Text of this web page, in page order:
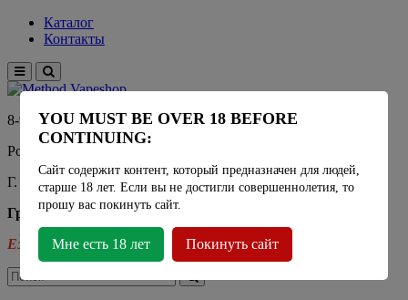
Каталог
Контакты
8-915-450-21-92
Розничный магазин Method Vapeshop
Г. Москва, улица Южнобутовская 36
График работы
Ежедневно - 11:00 - 21:00
YOU MUST BE OVER 18 BEFORE
CONTINUING:
Сайт содержит контент, который предназначен для людей,
старше 18 лет. Если вы не достигли совершеннолетия, то
прошу вас покинуть сайт.
Мне есть 18 лет Покинуть сайт